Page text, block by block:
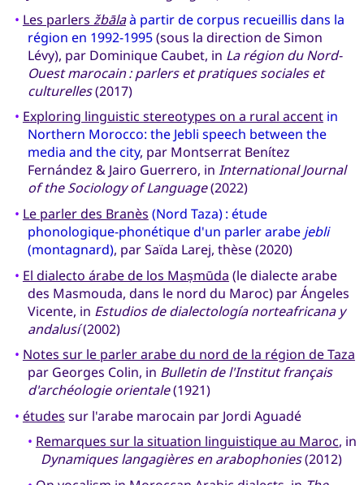
• Les parlers žbālaà partir de corpus recueillis dans la
région en 1992-1995(sous la direction de Simon
Lévy), par Dominique Caubet, in La région du Nord-
Ouest marocain : parlers et pratiques sociales et
culturelles(2017)
• Exploring linguistic stereotypes on a rural accent in
Northern Morocco: the Jebli speech between the
media and the city, par Montserrat Benítez
Fernández & Jairo Guerrero, in International Journal
of the Sociology of Language(2022)
• Le parler des Branès (Nord Taza) : étude
phonologique-phonétique d'un parler arabe jebli
(montagnard), par Saïda Larej, thèse (2020)
• El dialecto árabe de los Maṣmūda (le dialecte arabe
des Masmouda, dans le nord du Maroc) par Ángeles
Vicente, in Estudios de dialectología norteafricana y
andalusí(2002)
• Notes sur le parler arabe du nord de la région de Taza
par Georges Colin, in Bulletin de l'Institut français
d'archéologie orientale(1921)
• études sur l'arabe marocain par Jordi Aguadé
• Remarques sur la situation linguistique au Maroc, in
Dynamiques langagières en arabophonies(2012)